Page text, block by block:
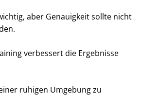
aber Genauigkeit sollte nicht
verbessert die Ergebnisse
ruhigen Umgebung zu